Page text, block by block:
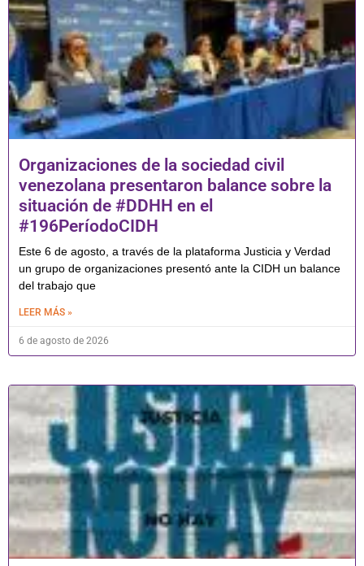
Organizaciones de la sociedad civil
venezolana presentaron balance sobre la
situación de #DDHH en el
#196PeríodoCIDH
Este 6 de agosto, a través de la plataforma Justicia y Verdad
un grupo de organizaciones presentó ante la CIDH un balance
del trabajo que
LEER MÁS »
6 de agosto de 2026